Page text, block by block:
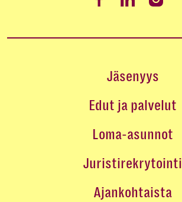
Jäsenyys
Edut ja palvelut
Loma-asunnot
Juristirekrytointi
Ajankohtaista